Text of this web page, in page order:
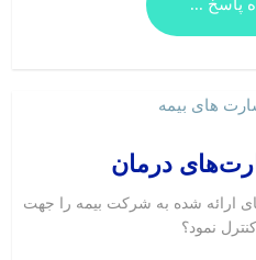
پاسخ ...
درمان
ارائه شده به شرکت بیمه را جهت
نمود؟